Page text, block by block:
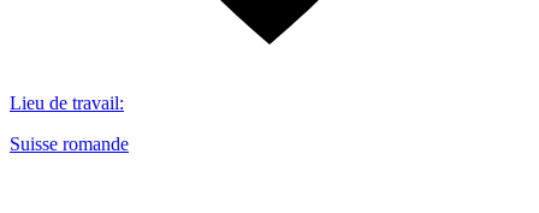
Lieu de travail:
Suisse romande